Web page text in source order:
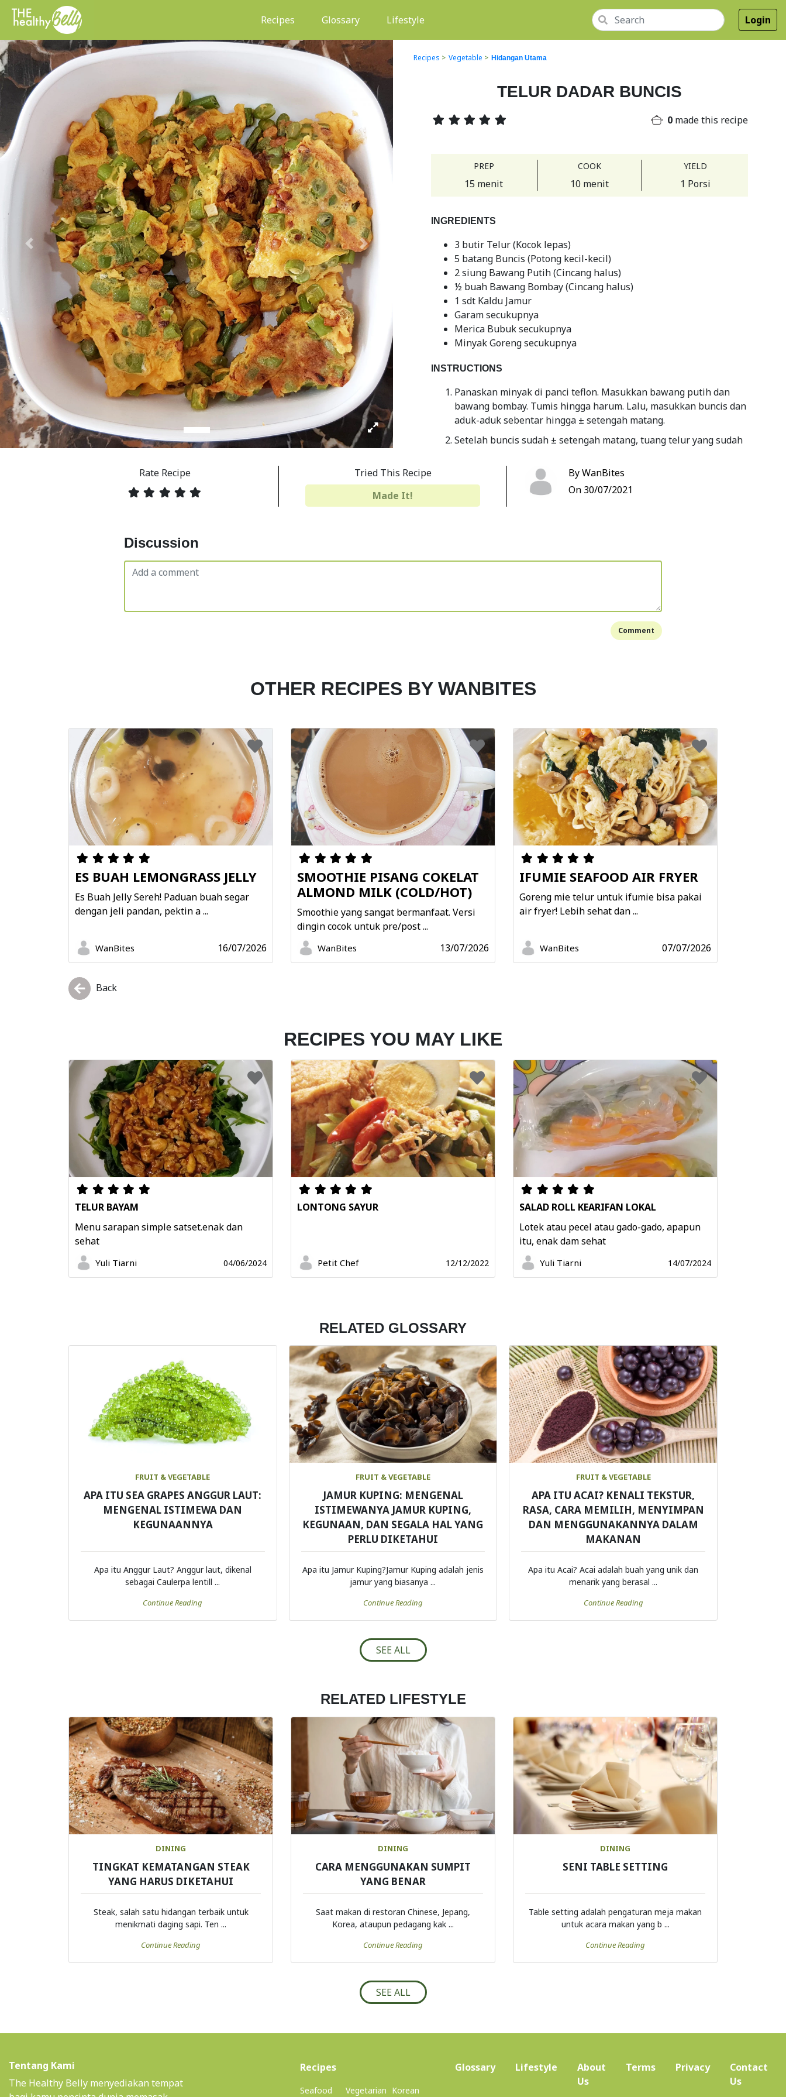
Recipes (current)Glossary Lifestyle Login
Previous Next
Recipes > Vegetable > Hidangan Utama
TELUR DADAR BUNCIS
0 made this recipe
PREP
15 menit
COOK
10 menit
YIELD
1 Porsi
INGREDIENTS
3 butir Telur (Kocok lepas)
5 batang Buncis (Potong kecil-kecil)
2 siung Bawang Putih (Cincang halus)
½ buah Bawang Bombay (Cincang halus)
1 sdt Kaldu Jamur
Garam secukupnya
Merica Bubuk secukupnya
Minyak Goreng secukupnya
INSTRUCTIONS
Panaskan minyak di panci teflon. Masukkan bawang putih dan
bawang bombay. Tumis hingga harum. Lalu, masukkan buncis dan
aduk-aduk sebentar hingga ± setengah matang.
Setelah buncis sudah ± setengah matang, tuang telur yang sudah
secukupnya.
Masak hingga warna berubah menjadi kuning hingga kecoklatan.
Setelah matang, angkat dan sajikan.
Rate Recipe
Tried This Recipe
Made It!
By WanBites
On 30/07/2021
Discussion
Comment
OTHER RECIPES BY WANBITES
ES BUAH LEMONGRASS JELLY
Es Buah Jelly Sereh! Paduan buah segar
dengan jeli pandan, pektin a ...
WanBites 16/07/2026
SMOOTHIE PISANG COKELAT
ALMOND MILK (COLD/HOT)
Smoothie yang sangat bermanfaat. Versi
dingin cocok untuk pre/post ...
WanBites 13/07/2026
IFUMIE SEAFOOD AIR FRYER
Goreng mie telur untuk ifumie bisa pakai
air fryer! Lebih sehat dan ...
WanBites 07/07/2026
Back
RECIPES YOU MAY LIKE
TELUR BAYAM
Menu sarapan simple satset.enak dan
sehat
Yuli Tiarni 04/06/2024
LONTONG SAYUR
Petit Chef 12/12/2022
SALAD ROLL KEARIFAN LOKAL
Lotek atau pecel atau gado-gado, apapun
itu, enak dam sehat
Yuli Tiarni 14/07/2024
RELATED GLOSSARY
FRUIT & VEGETABLE
APA ITU SEA GRAPES ANGGUR LAUT:
MENGENAL ISTIMEWA DAN
KEGUNAANNYA
Apa itu Anggur Laut? Anggur laut, dikenal
sebagai Caulerpa lentill ...
Continue Reading
FRUIT & VEGETABLE
JAMUR KUPING: MENGENAL
ISTIMEWANYA JAMUR KUPING,
KEGUNAAN, DAN SEGALA HAL YANG
PERLU DIKETAHUI
Apa itu Jamur Kuping?Jamur Kuping adalah jenis
jamur yang biasanya ...
Continue Reading
FRUIT & VEGETABLE
APA ITU ACAI? KENALI TEKSTUR,
RASA, CARA MEMILIH, MENYIMPAN
DAN MENGGUNAKANNYA DALAM
MAKANAN
Apa itu Acai? Acai adalah buah yang unik dan
menarik yang berasal ...
Continue Reading
SEE ALL
RELATED LIFESTYLE
DINING
TINGKAT KEMATANGAN STEAK
YANG HARUS DIKETAHUI
Steak, salah satu hidangan terbaik untuk
menikmati daging sapi. Ten ...
Continue Reading
DINING
CARA MENGGUNAKAN SUMPIT
YANG BENAR
Saat makan di restoran Chinese, Jepang,
Korea, ataupun pedagang kak ...
Continue Reading
DINING
SENI TABLE SETTING
Table setting adalah pengaturan meja makan
untuk acara makan yang b ...
Continue Reading
SEE ALL
Tentang Kami
The Healthy Belly menyediakan tempat
Recipes(current)
Seafood Vegetarian Korean
Glossary Lifestyle
About
Us(current)
Terms Privacy
Contact
Us